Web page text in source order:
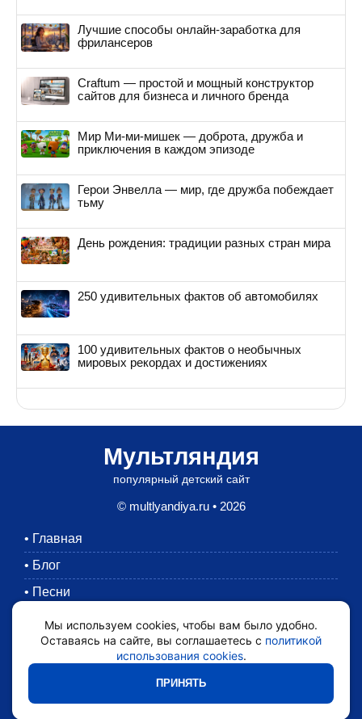
Лучшие способы онлайн-заработка для
фрилансеров
Craftum — простой и мощный конструктор
сайтов для бизнеса и личного бренда
Мир Ми-ми-мишек — доброта, дружба и
приключения в каждом эпизоде
Герои Энвелла — мир, где дружба побеждает
тьму
День рождения: традиции разных стран мира
250 удивительных фактов об автомобилях
100 удивительных фактов о необычных
мировых рекордах и достижениях
Мультляндия
популярный детский сайт
© multlyandiya.ru • 2026
• Главная
• Блог
• Песни
Раскраски
Картинки
•
•
Мы используем cookies, чтобы вам было удобно.
Оставаясь на сайте, вы соглашаетесь с политикой
использования cookies.
ПРИНЯТЬ